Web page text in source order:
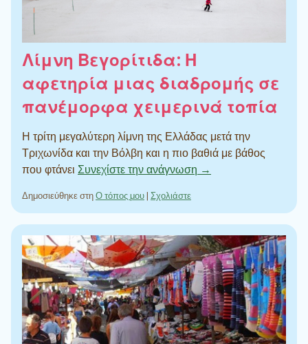
Λίμνη Βεγορίτιδα: Η
αφετηρία μιας διαδρομής σε
πανέμορφα χειμερινά τοπία
Η τρίτη μεγαλύτερη λίμνη της Ελλάδας μετά την
Τριχωνίδα και την Βόλβη και η πιο βαθιά με βάθος
που φτάνει Συνεχίστε την ανάγνωση →
Δημοσιεύθηκε στηΟ τόπος μου| Σχολιάστε